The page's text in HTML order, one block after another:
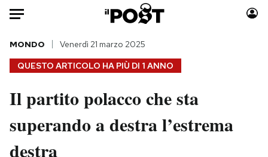
Auto
HOME
Italia
Politica
Tecnologia
Moda
Consumismi
QUESTO ARTICOLO HA PIÙ DI 1 ANNO
MONDO Venerdì 21 marzo 2025
Il partito polacco che sta
superando a destra l’estrema
destra